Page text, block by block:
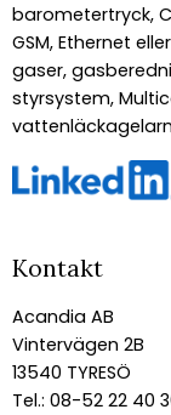
barometertryck,
GSM, Ethernet
gaser,
styrsystem,
Kontakt
Acandia AB
Vintervägen 2B
13540 TYRESÖ
Tel.: 08-52 22 40